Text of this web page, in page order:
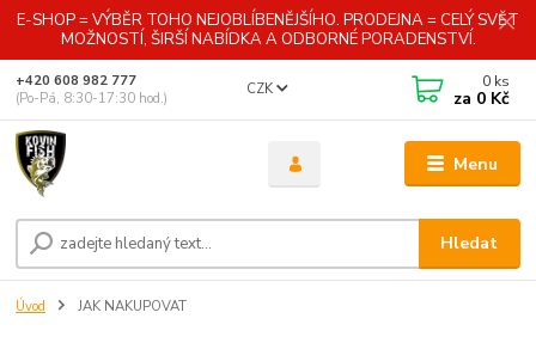
E-SHOP = VÝBĚR TOHO NEJOBLÍBENĚJŠÍHO. PRODEJNA = CELÝ SVĚT
MOŽNOSTÍ, ŠIRŠÍ NABÍDKA A ODBORNÉ PORADENSTVÍ.
Menu
CZK
Hledat
+420 608 982 777
(Po-Pá, 8:30-17:30 hod.)
0 ks
za 0 Kč
Úvod JAK NAKUPOVAT